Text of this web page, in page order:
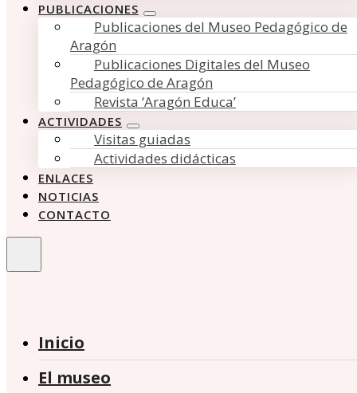
PUBLICACIONES
Publicaciones del Museo Pedagógico de
Aragón
Publicaciones Digitales del Museo
Pedagógico de Aragón
Revista ‘Aragón Educa’
ACTIVIDADES
Visitas guiadas
Actividades didácticas
ENLACES
NOTICIAS
CONTACTO
Inicio
El museo